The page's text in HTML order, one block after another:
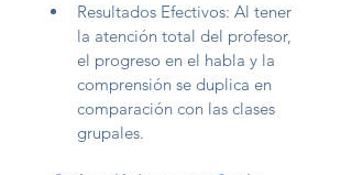
Resultados Efectivos: Al tener
la atención total del profesor,
el progreso en el habla y la
comprensión se duplica en
comparación con las clases
grupales.